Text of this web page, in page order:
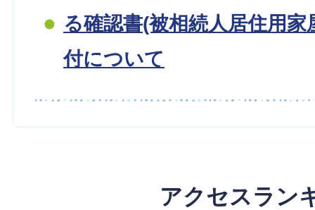
る確認書(被相続人居住用家
付について
アクセスラン